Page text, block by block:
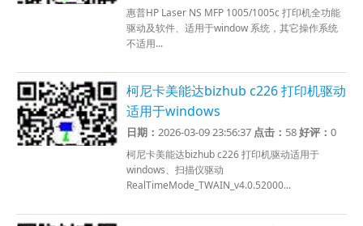
惠普HP Laser NS MFP 1005/1005c 打印机全功能
驱动及软件、适用于window 系统，其它操作系统
不适用...
柯尼卡美能达bizhub c226 打印机驱动
适用于windows
日期：2026-03-09 23:56:37 点击： 58好评：0
柯尼卡美能达bizhub c226 打印机驱动适用于
windows、扫描仪驱动
RealTimeMode_TWAIN_v4.0.52000...